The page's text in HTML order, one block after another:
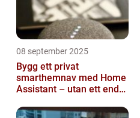
08 september 2025
Bygg ett privat
smarthemnav med Home
Assistant – utan ett enda